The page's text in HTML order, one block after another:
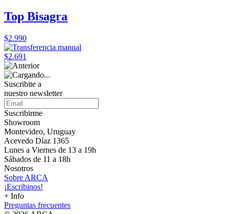
Top Bisagra
$2.990
$2.691
Suscribite a
nuestro newsletter
Suscribirme
Showroom
Montevideo, Uruguay
Acevedo Díaz 1365
Lunes a Viernes de 13 a 19h
Sábados de 11 a 18h
Nosotros
Sobre ARCA
¡Escribinos!
+ Info
Preguntas frecuentes